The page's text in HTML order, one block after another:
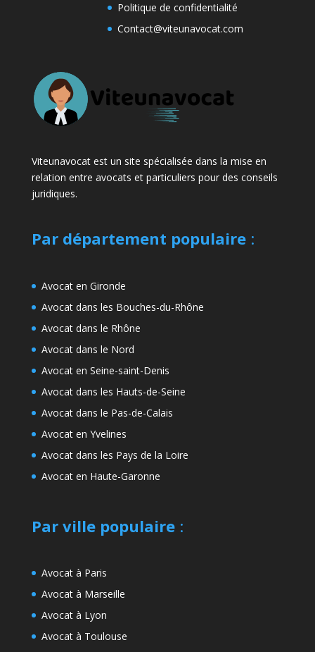
Politique de confidentialité
Contact@viteunavocat.com
Viteunavocat est un site spécialisée dans la mise en
relation entre avocats et particuliers pour des conseils
juridiques.
Par département populaire:
Avocat en Gironde
Avocat dans les Bouches-du-Rhône
Avocat dans le Rhône
Avocat dans le Nord
Avocat en Seine-saint-Denis
Avocat dans les Hauts-de-Seine
Avocat dans le Pas-de-Calais
Avocat en Yvelines
Avocat dans les Pays de la Loire
Avocat en Haute-Garonne
Par ville populaire:
Avocat à Paris
Avocat à Marseille
Avocat à Lyon
Avocat à Toulouse